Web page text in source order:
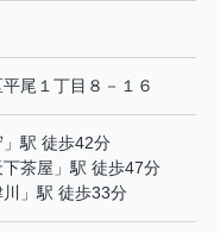
平尾 １丁目８－１６
」駅 徒歩42分
茶屋 」駅 徒歩47分
」駅 徒歩33分